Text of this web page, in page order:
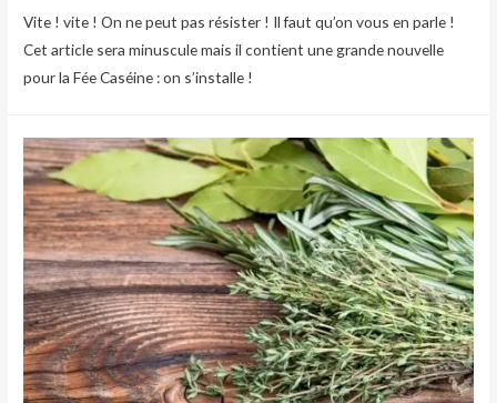
Vite ! vite ! On ne peut pas résister ! Il faut qu’on vous en parle !
Cet article sera minuscule mais il contient une grande nouvelle
pour la Fée Caséine : on s’installe !